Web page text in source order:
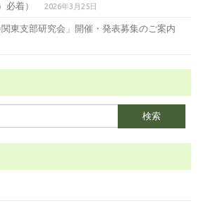
必着）
2026年3月25日
関東支部研究会」開催・発表募集のご案内